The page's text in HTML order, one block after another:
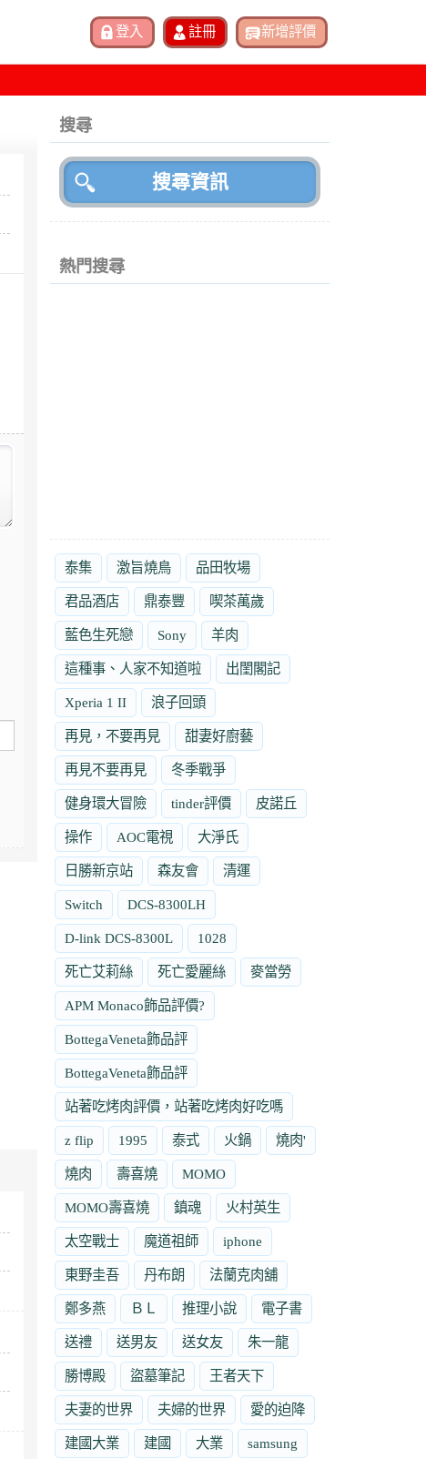
搜尋
熱門搜尋
泰集 激旨燒鳥 品田牧場
君品酒店 鼎泰豐 喫茶萬歲
藍色生死戀 Sony 羊肉
這種事、人家不知道啦 出閨閣記
Xperia 1 II 浪子回頭
再見，不要再見 甜妻好廚藝
再見不要再見 冬季戰爭
健身環大冒險 tinder評價 皮諾丘
操作 AOC電視 大淨氏
日勝新京站 森友會 清運
Switch DCS-8300LH
D-link DCS-8300L 1028
死亡艾莉絲 死亡愛麗絲 麥當勞
APM Monaco飾品評價?
BottegaVeneta飾品評
BottegaVeneta飾品評
站著吃烤肉評價，站著吃烤肉好吃嗎
z flip 1995 泰式 火鍋 燒肉'
燒肉 壽喜燒 MOMO
MOMO壽喜燒 鎮魂 火村英生
太空戰士 魔道祖師 iphone
東野圭吾 丹布朗 法蘭克肉舖
鄭多燕 ＢＬ 推理小說 電子書
送禮 送男友 送女友 朱一龍
勝博殿 盜墓筆記 王者天下
夫妻的世界 夫婦的世界 愛的迫降
建國大業 建國 大業 samsung